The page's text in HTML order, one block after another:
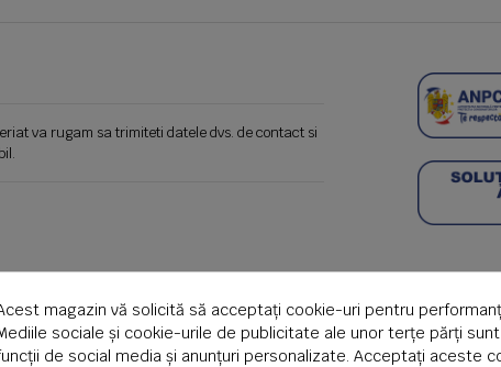
va rugam sa trimiteti datele dvs. de contact si
magazin vă solicită să acceptați cookie-uri pentru
sociale și cookie-urile de publicitate ale unor terțe părți
de social media și anunțuri personalizate. Acceptați aceste